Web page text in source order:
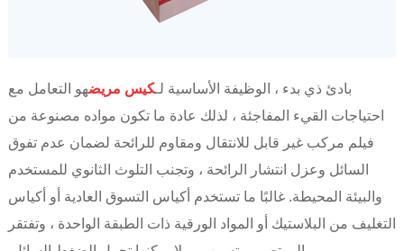
بادئ ذي بدء ، الوظيفة الأساسية لـكيس مريضهو التعامل مع
احتياجات القيء المفاجئة ، لذلك عادة ما تكون مواده مصنوعة من
فيلم مركب غير قابل للانتقال ومقاوم للرائحة لضمان عدم تفوق
السائل وعزل انتشار الرائحة ، وتجنب التلوث الثانوي للمستخدم
والبيئة المحيطة. غالبًا ما تستخدم أكياس التسوق العادية أو أكياس
التغليف من البلاستيك أو المواد الورقية ذات الطبقة الواحدة ، وتفتقر